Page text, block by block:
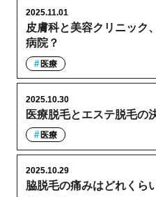
皮膚科と美容クリニック
病院？
2025.11.01
医療
医療脱毛とエステ脱毛の
2025.10.30
医療
脇脱毛の痛みはどれくら
2025.10.29